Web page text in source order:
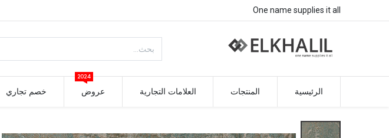
One name supplies it all
الرئيسية المنتجات العلامات التجارية عروض
2024
خصم تجاري